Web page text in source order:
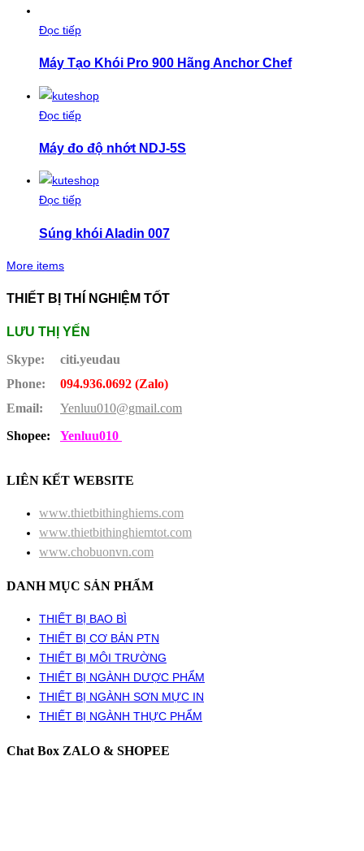
Đọc tiếp
Máy Tạo Khói Pro 900 Hãng Anchor Chef
Đọc tiếp
Máy đo độ nhớt NDJ-5S
Đọc tiếp
Súng khói Aladin 007
More items
THIẾT BỊ THÍ NGHIỆM TỐT
LƯU THỊ YẾN
Skype:
citi.yeudau
Phone:
094.936.0692 (Zalo)
Email:
Yenluu010@gmail.com
Shopee:
Yenluu010
LIÊN KẾT WEBSITE
www.thietbithinghiems.com
www.thietbithinghiemtot.com
www.chobuonvn.com
DANH MỤC SẢN PHẨM
THIẾT BỊ BAO BÌ
THIẾT BỊ CƠ BẢN PTN
THIẾT BỊ MÔI TRƯỜNG
THIẾT BỊ NGÀNH DƯỢC PHẨM
THIẾT BỊ NGÀNH SƠN MỰC IN
THIẾT BỊ NGÀNH THỰC PHẨM
Chat Box ZALO & SHOPEE